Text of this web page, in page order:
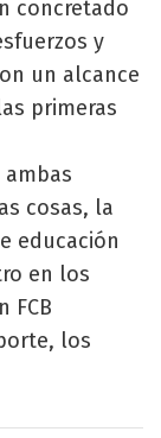
concretado
y
un alcance
primeras
cosas, la
educación
en los
FCB
los